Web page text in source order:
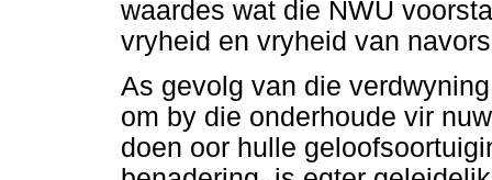
waardes wat die NWU
vryheid en vryheid van
As gevolg van die
om by die onderhoude vir
doen oor hulle